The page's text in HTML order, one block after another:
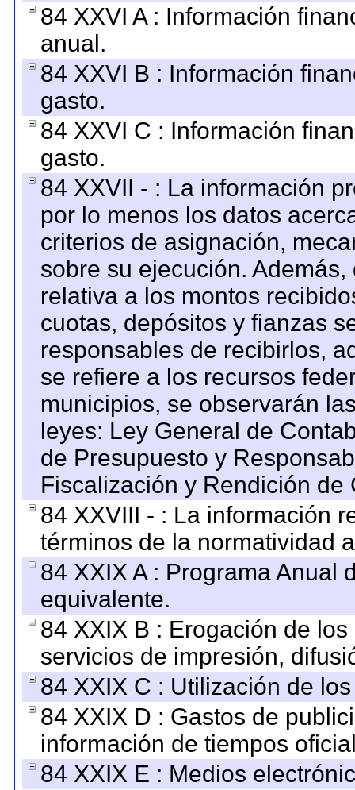
84 XXVI A : Información
anual.
84 XXVI B : Información
gasto.
84 XXVI C : Información
gasto.
84 XXVII - : La información
por lo menos los datos
criterios de asignación,
sobre su ejecución.
relativa a los montos
cuotas, depósitos y fianzas
responsables de recibirlos,
se refiere a los recursos
municipios, se observarán
leyes: Ley General de
de Presupuesto y
Fiscalización y Rendición
84 XXVIII - : La información
términos de la normatividad
84 XXIX A : Programa Anual
equivalente.
84 XXIX B : Erogación de
servicios de impresión,
84 XXIX C : Utilización de
84 XXIX D : Gastos de
información de tiempos
84 XXIX E : Medios